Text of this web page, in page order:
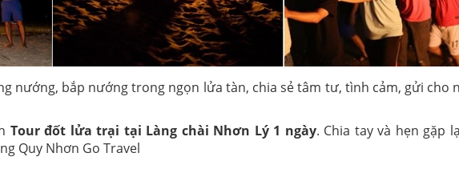
nướng, bắp nướng trong ngọn lửa tàn, chia sẻ tâm tư, tình cảm, gửi cho
Tour đốt lửa trại tại Làng chài Nhơn Lý 1 ngày. Chia tay và hẹn gặp
Quy Nhơn Go Travel